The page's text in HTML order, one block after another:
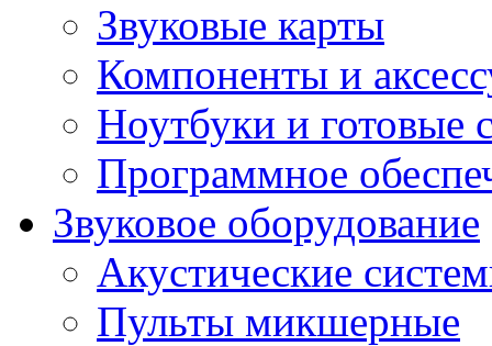
Звуковые карты
Компоненты и
Ноутбуки и готовые
Программное
Звуковое оборудование
Акустические
Пульты микшерные